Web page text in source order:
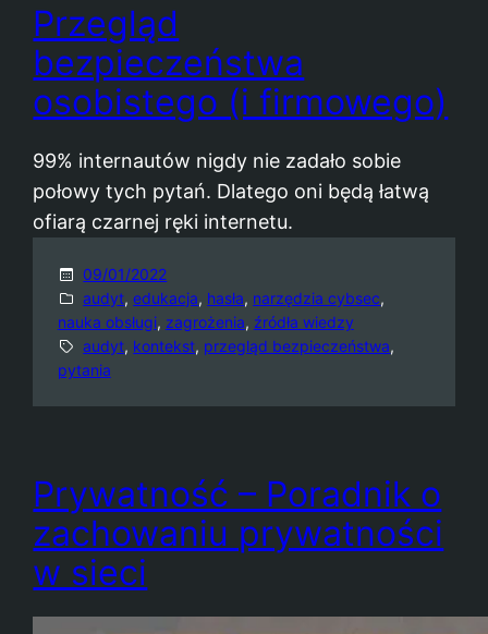
Przegląd
bezpieczeństwa
osobistego (i firmowego)
99% internautów nigdy nie zadało sobie
połowy tych pytań. Dlatego oni będą łatwą
ofiarą czarnej ręki internetu.
09/01/2022
audyt, edukacja, hasła, narzędzia cybsec,
nauka obsługi, zagrożenia, źródła wiedzy
audyt, kontekst, przegląd bezpieczeństwa,
pytania
Prywatność – Poradnik o
zachowaniu prywatności
w sieci